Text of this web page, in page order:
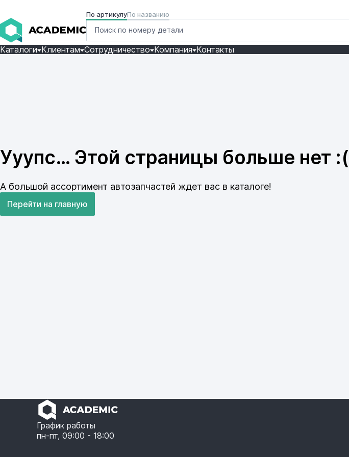
По артикулуПо названию
Каталоги Клиентам Сотрудничество Компания Контакты
Ууупс… Этой страницы больше нет :(
А большой ассортимент автозапчастей ждет вас в каталоге!
Перейти на главную
График работы
пн-пт, 09:00 - 18:00